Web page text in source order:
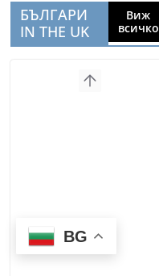
БЪЛГАРИ
IN THE UK
Виж
всичко
BG